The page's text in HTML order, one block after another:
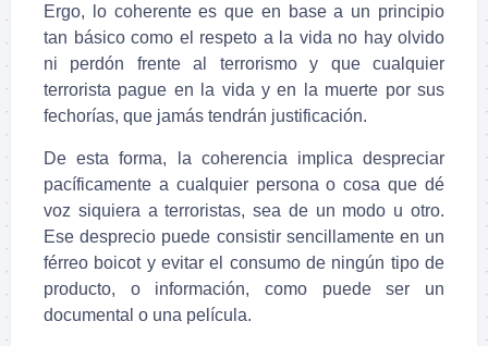
Ergo, lo coherente es que en base a un principio
tan básico como el respeto a la vida no hay olvido
ni perdón frente al terrorismo y que cualquier
terrorista pague en la vida y en la muerte por sus
fechorías, que jamás tendrán justificación.
De esta forma, la coherencia implica despreciar
pacíficamente a cualquier persona o cosa que dé
voz siquiera a terroristas, sea de un modo u otro.
Ese desprecio puede consistir sencillamente en un
férreo boicot y evitar el consumo de ningún tipo de
producto, o información, como puede ser un
documental o una película.